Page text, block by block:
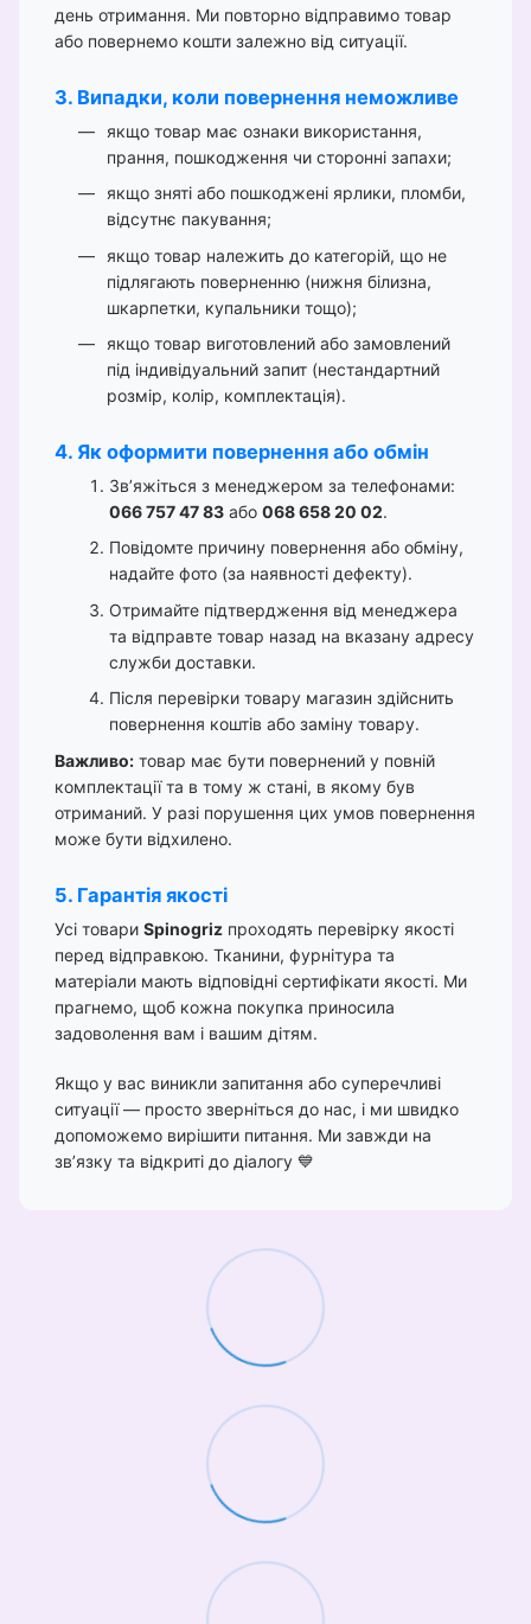
день отримання. Ми повторно відправимо товар
або повернемо кошти залежно від ситуації.
3. Випадки, коли повернення неможливе
якщо товар має ознаки використання,
прання, пошкодження чи сторонні запахи;
якщо зняті або пошкоджені ярлики, пломби,
відсутнє пакування;
якщо товар належить до категорій, що не
підлягають поверненню (нижня білизна,
шкарпетки, купальники тощо);
якщо товар виготовлений або замовлений
під індивідуальний запит (нестандартний
розмір, колір, комплектація).
4. Як оформити повернення або обмін
Зв’яжіться з менеджером за телефонами:
066 757 47 83 або 068 658 20 02.
Повідомте причину повернення або обміну,
надайте фото (за наявності дефекту).
Отримайте підтвердження від менеджера
та відправте товар назад на вказану адресу
служби доставки.
Після перевірки товару магазин здійснить
повернення коштів або заміну товару.
Важливо: товар має бути повернений у повній
комплектації та в тому ж стані, в якому був
отриманий. У разі порушення цих умов повернення
може бути відхилено.
5. Гарантія якості
Усі товари Spinogriz проходять перевірку якості
перед відправкою. Тканини, фурнітура та
матеріали мають відповідні сертифікати якості. Ми
прагнемо, щоб кожна покупка приносила
задоволення вам і вашим дітям.
Якщо у вас виникли запитання або суперечливі
ситуації — просто зверніться до нас, і ми швидко
допоможемо вирішити питання. Ми завжди на
зв’язку та відкриті до діалогу 💙